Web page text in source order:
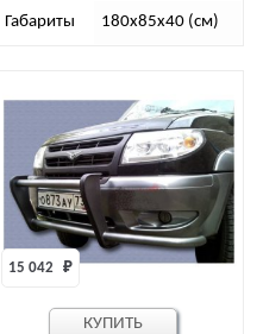
Габариты 180х85х40 (см)
15 042 ₽
КУПИТЬ